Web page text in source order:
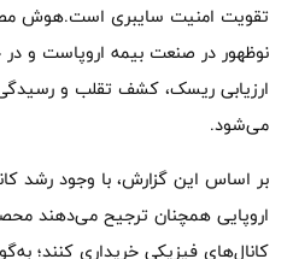
تقویت امنیت سایبری است.هوش
نوظهور در صنعت بیمه اروپاست و در
ارزیابی ریسک، کشف تقلب و
می‌شود.
بر اساس این گزارش، با وجود رشد
اروپایی همچنان ترجیح می‌دهند